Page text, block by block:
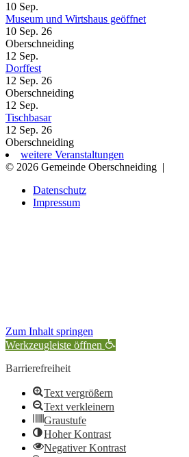
10 Sep.
Museum und Wirtshaus geöffnet
10 Sep. 26
Oberschneiding
12 Sep.
Dorffest
12 Sep. 26
Oberschneiding
12 Sep.
Tischbasar
12 Sep. 26
Oberschneiding
weitere Veranstaltungen
© 2026 Gemeinde Oberschneiding |
Datenschutz
Impressum
Zum Inhalt springen
Werkzeugleiste öffnen
Barrierefreiheit
Text vergrößern
Text verkleinern
Graustufe
Hoher Kontrast
Negativer Kontrast